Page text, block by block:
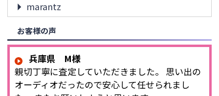
marantz
お客様の声
兵庫県 M様
親切丁寧に査定していただきました。 思い出の
オーディオだったので安心して任せられまし